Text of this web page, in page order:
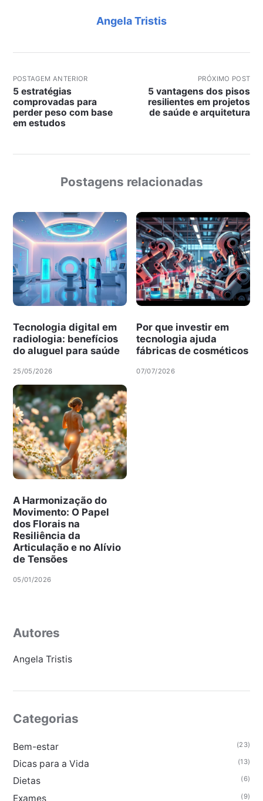
Angela Tristis
POSTAGEM ANTERIOR
5 estratégias
comprovadas para
perder peso com base
em estudos
PRÓXIMO POST
5 vantagens dos pisos
resilientes em projetos
de saúde e arquitetura
Postagens relacionadas
Tecnologia digital em
radiologia: benefícios
do aluguel para saúde
25/05/2026
Por que investir em
tecnologia ajuda
fábricas de cosméticos
07/07/2026
A Harmonização do
Movimento: O Papel
dos Florais na
Resiliência da
Articulação e no Alívio
de Tensões
05/01/2026
Autores
Angela Tristis
Categorias
Bem-estar (23)
Dicas para a Vida (13)
Dietas (6)
Exames (9)